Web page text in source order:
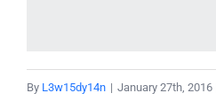
By L3w15dy14n | January 27th, 2016